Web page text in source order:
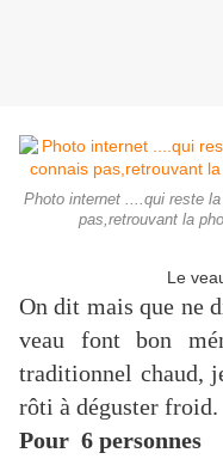
Photo internet ....qui reste
pas,retrouvant la
Le
On dit mais que ne
veau font bon
traditionnel chaud,
rôti à déguster froid.
Pour 6 personnes